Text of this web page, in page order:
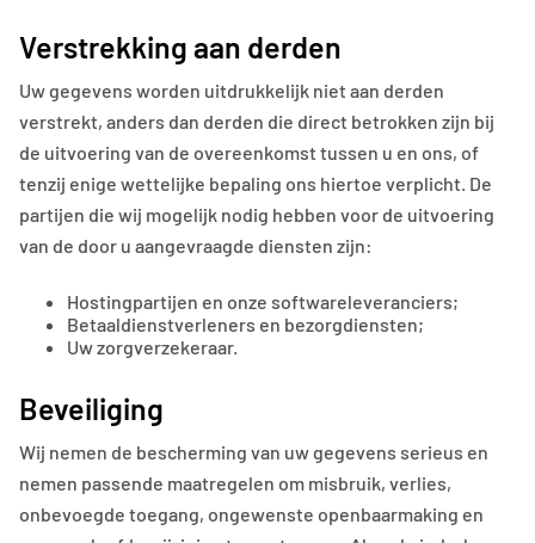
Verstrekking aan derden
Uw gegevens worden uitdrukkelijk niet aan derden
verstrekt, anders dan derden die direct betrokken zijn bij
de uitvoering van de overeenkomst tussen u en ons, of
tenzij enige wettelijke bepaling ons hiertoe verplicht. De
partijen die wij mogelijk nodig hebben voor de uitvoering
van de door u aangevraagde diensten zijn:
Hostingpartijen en onze softwareleveranciers;
Betaaldienstverleners en bezorgdiensten;
Uw zorgverzekeraar.
Beveiliging
Wij nemen de bescherming van uw gegevens serieus en
nemen passende maatregelen om misbruik, verlies,
onbevoegde toegang, ongewenste openbaarmaking en